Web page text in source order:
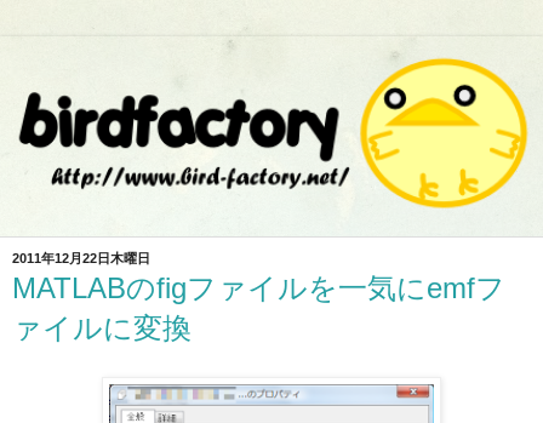
2011年12月22日木曜日
MATLABのfigファイルを一気にemfフ
ァイルに変換